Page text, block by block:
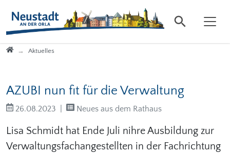
StartseiteAktuelles
AZUBI nun fit für die Verwaltung
26.08.2023 Neues aus dem Rathaus
Lisa Schmidt hat Ende Juli nihre Ausbildung zur
Verwaltungsfachangestellten in der Fachrichtung